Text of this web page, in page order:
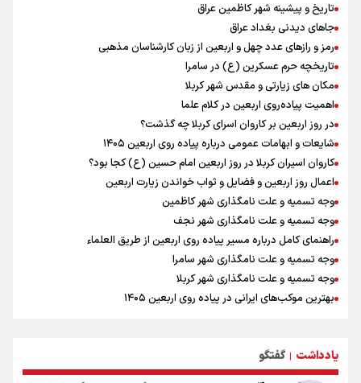
نصیری: امیدوارم با خوشرنگ‌ترین مدال‌ها به ایران برگردیم/ حضور شهاب
حسینی در اردو به تیم انگیزه می‌دهد/ امیدوارم پرسپولیس فصل موفقی
داشته باشد
رادین زینالی، ملی پوش تکواندو : قدم به قدم تلاش می کنم تا به طلای
المپیک برسم
دانیال شه‌بخش: اردوی ازبکستان کیفیت فنی تیم ملی را بالا برد/ برای
مدال ناگویا باید قهرمانان جهان و المپیک را شکست دهیم
اردوی تیم ملی تکواندو
توافق دنیامالی و همتای آذربایجانی برای گسترش همکاری‌های ورزش و
جوانان ایران و جمهوری آذربایجان/ امضای سند همکاری سه‌ساله فصل
تازه‌ای در روابط ورزشی دو کشور
تاریخ و پیشینه شهر کاظمین عراق
جاهای دیدنی بغداد عراق
رمز و رازهای عدد چهل و اربعین از زبان کارشناسان مذهبی
تاریخچه حرم عسکرین (ع) در سامرا
مکان های زیارتی و مقدس شهر کربلا
اهمیت پیاده‌روی اربعین در کلام علما
در روز اربعین بر کاروان اسرای کربلا چه گذشت؟
شایعات و ابهامات عمومی درباره پیاده روی اربعین ۱۴۰۵
کاروان اسیران کربلا در روز اربعین امام حسین (ع) کجا بود؟
اعمال روز اربعین و فضایل و ثواب خواندن زیارت اربعین
وجه تسمیه و علت نامگذاری شهر کاظمین
وجه تسمیه و علت نامگذاری شهر نجف
راهنمای کامل درباره مسیر پیاده روی اربعین از طریق العلماء
وجه تسمیه و علت نامگذاری شهر سامرا
وجه تسمیه و علت نامگذاری شهر کربلا
بهترین موکب‌های ایرانی در پیاده روی اربعین ۱۴۰۵
۲۰ نکته دوستانه درباره پیاده روی اربعین و عراقی ها
یادداشت | گفتگو